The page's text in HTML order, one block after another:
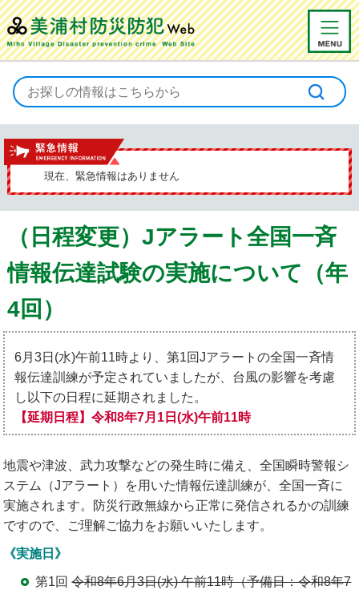
緊急情報
現在、緊急情報はありません
（日程変更）Jアラート全国一斉
情報伝達試験の実施について（年
4回）
6月3日(水)午前11時より、第1回Jアラートの全国一斉情
報伝達訓練が予定されていましたが、台風の影響を考慮
し以下の日程に延期されました。
【延期日程】令和8年7月1日(水)午前11時
地震や津波、武力攻撃などの発生時に備え、全国瞬時警報シ
ステム（Jアラート）を用いた情報伝達訓練が、全国一斉に
実施されます。防災行政無線から正常に発信されるかの訓練
ですので、ご理解ご協力をお願いいたします。
《実施日》
第1回令和8年6月3日(水) 午前11時（予備日：令和8年7